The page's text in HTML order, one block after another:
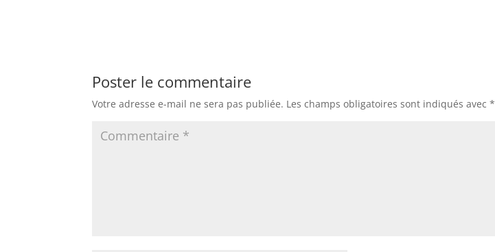
Poster le commentaire
Votre adresse e-mail ne sera pas publiée. Les champs obligatoires sont indiqués avec*